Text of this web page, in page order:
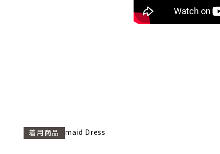
着用商品
Maiden Mermaid Dress